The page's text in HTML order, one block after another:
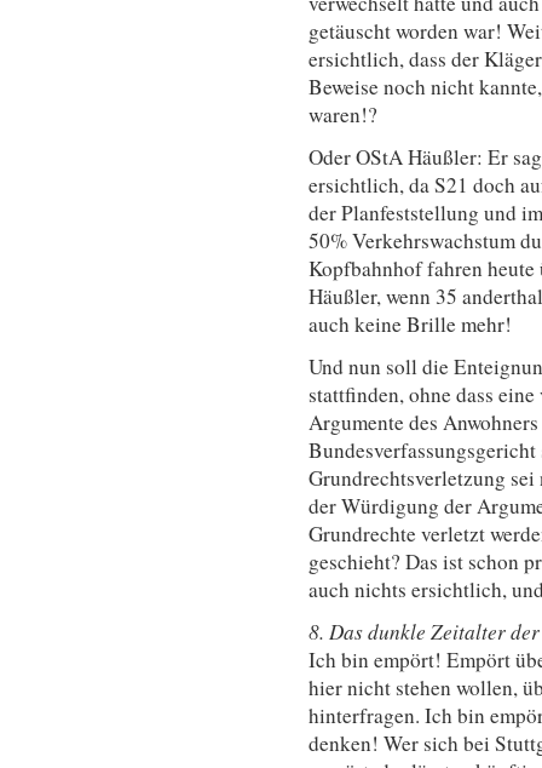
getäuscht worden war!
ersichtlich, dass der
Beweise noch nicht
waren!?
Oder OStA Häußler: Er
ersichtlich, da S21 doch
der Planfeststellung und
50% Verkehrswachstum
Kopfbahnhof fahren heute
Häußler, wenn 35
auch keine Brille mehr!
Und nun soll die
stattfinden, ohne dass
Argumente des
Grundrechtsverletzung
der Würdigung der
Grundrechte verletzt
geschieht? Das ist schon
auch nichts ersichtlich,
8. Das dunkle Zeitalter
Ich bin empört! Empört
hier nicht stehen wollen,
hinterfragen. Ich bin
denken! Wer sich bei